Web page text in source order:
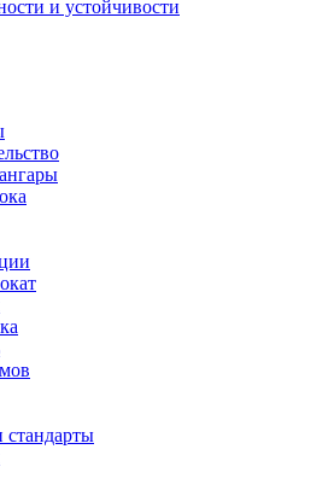
и устойчивости
стандарты